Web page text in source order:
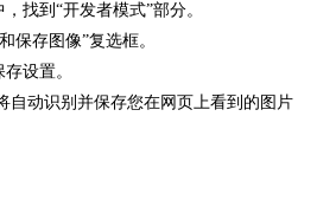
找到“开发者模式”部分。
保存图像”复选框。
设置。
自动识别并保存您在网页上看到的图片